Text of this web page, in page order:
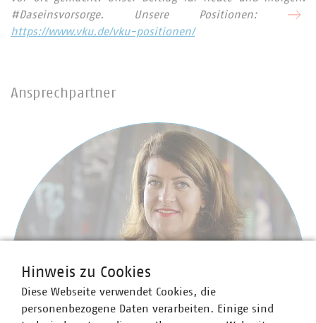
#Daseinsvorsorge. Unsere Positionen:
https://www.vku.de/vku-positionen/
Ansprechpartner
Hinweis zu Cookies
Diese Webseite verwendet Cookies, die
personenbezogene Daten verarbeiten. Einige sind